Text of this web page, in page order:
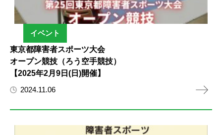
イベント
東京都障害者スポーツ大会
オープン競技（ろう空手競技）
【2025年2月9日(日)開催】
2024.11.06